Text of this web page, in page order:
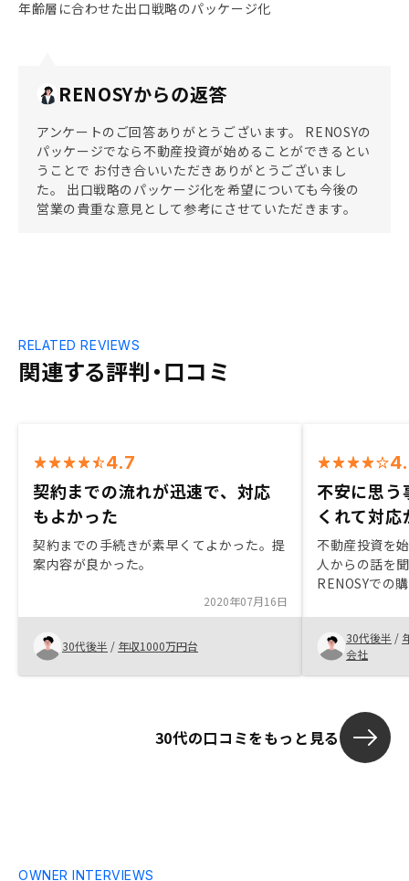
年齢層に合わせた出口戦略のパッケージ化
RENOSYからの返答
アンケートのご回答ありがとうございます。 RENOSYの
パッケージでなら不動産投資が始めることができるとい
うことで お付き合いいただきありがとうございまし
た。 出口戦略のパッケージ化を希望についても今後の
営業の貴重な意見として参考にさせていただきます。
関連する評判・口コミ
RELATED REVIEWS
4.7
契約までの流れが迅速で、対応
もよかった
契約までの手続きが素早くてよかった。提
案内容が良かった。
2020年07月16日
30代後半 / 年収1000万円台
不安に思う
くれて対
不動産投資を
人からの話を
RENOSYでの
消でき、決め
インでやり取
ぐに聞けるの
ずは不安材料
期間が想像よ
逐一連絡して
ます。
30代後半 /
会社
30代の口コミをもっと見る
OWNER INTERVIEWS